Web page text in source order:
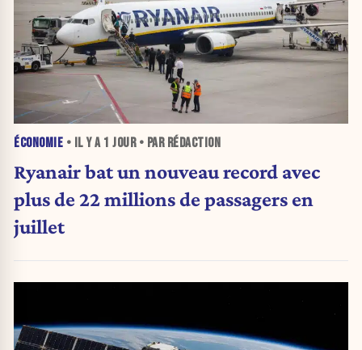
ÉCONOMIE • IL Y A 1 JOUR• PAR RÉDACTION
Ryanair bat un nouveau record avec
plus de 22 millions de passagers en
juillet